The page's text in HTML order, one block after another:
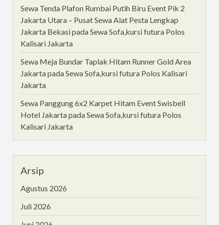
Sewa Tenda Plafon Rumbai Putih Biru Event Pik 2
Jakarta Utara – Pusat Sewa Alat Pesta Lengkap
Jakarta BekasipadaSewa Sofa,kursi futura Polos
Kalisari Jakarta
Sewa Meja Bundar Taplak Hitam Runner Gold Area
JakartapadaSewa Sofa,kursi futura Polos Kalisari
Jakarta
Sewa Panggung 6x2 Karpet Hitam Event Swisbell
Hotel JakartapadaSewa Sofa,kursi futura Polos
Kalisari Jakarta
Arsip
Agustus 2026
Juli 2026